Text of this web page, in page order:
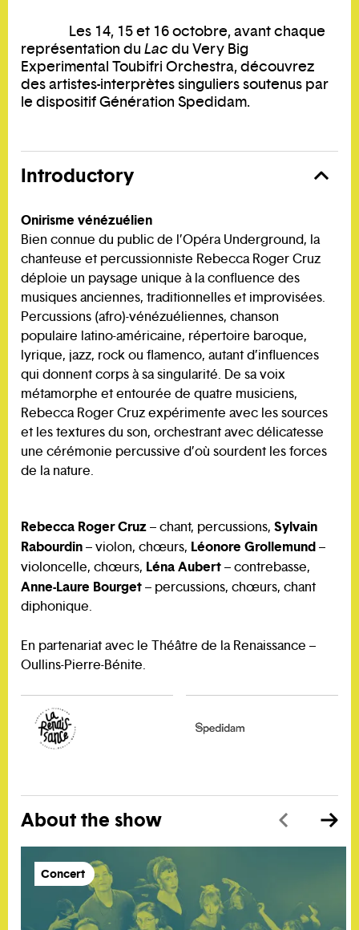
Les 14, 15 et 16 octobre, avant chaque
représentation du Lacdu Very Big
Experimental Toubifri Orchestra, découvrez
des artistes-interprètes singuliers soutenus par
le dispositif Génération Spedidam.
Introductory
Onirisme vénézuélien
Bien connue du public de l’Opéra Underground, la
chanteuse et percussionniste Rebecca Roger Cruz
déploie un paysage unique à la confluence des
musiques anciennes, traditionnelles et improvisées.
Percussions (afro)-vénézuéliennes, chanson
populaire latino-américaine, répertoire baroque,
lyrique, jazz, rock ou flamenco, autant d’influences
qui donnent corps à sa singularité. De sa voix
métamorphe et entourée de quatre musiciens,
Rebecca Roger Cruz expérimente avec les sources
et les textures du son, orchestrant avec délicatesse
une cérémonie percussive d’où sourdent les forces
de la nature.
Rebecca Roger Cruz– chant, percussions, Sylvain
Rabourdin– violon, chœurs, Léonore Grollemund–
violoncelle, chœurs, Léna Aubert– contrebasse,
Anne-Laure Bourget– percussions, chœurs, chant
diphonique.
En partenariat avec le Théâtre de la Renaissance –
Oullins-Pierre-Bénite.
About the show
Concert